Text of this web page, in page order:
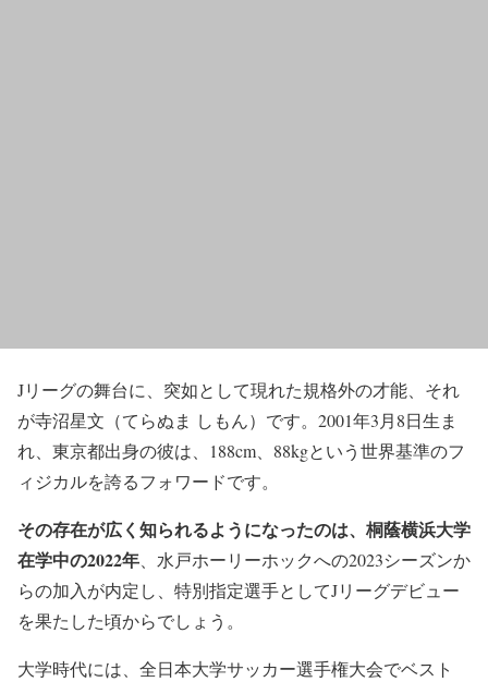
Jリーグの舞台に、突如として現れた規格外の才能、それ
が寺沼星文（てらぬま しもん）です。2001年3月8日生ま
れ、東京都出身の彼は、188cm、88kgという世界基準のフ
ィジカルを誇るフォワードです。
その存在が広く知られるようになったのは、桐蔭横浜大学
在学中の2022年、水戸ホーリーホックへの2023シーズンか
らの加入が内定し、特別指定選手としてJリーグデビュー
を果たした頃からでしょう。
大学時代には、全日本大学サッカー選手権大会でベスト